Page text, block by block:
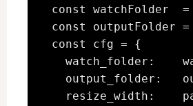
const watchFolder
const outputFolder
  const cfg = {
watch_folder:
output_folder:
resize_width: